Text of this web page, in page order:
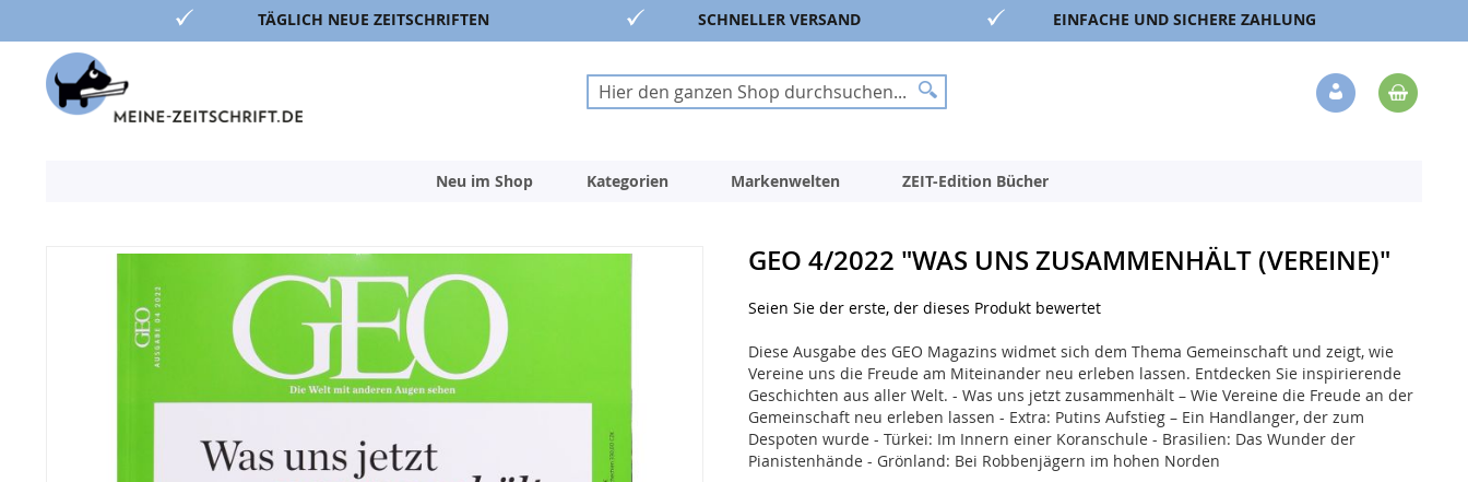
TÄGLICH NEUE ZEITSCHRIFTEN SCHNELLER VERSAND EINFACHE UND SICHERE ZAHLUNG
Suche
Suche
Inhalt
Veränderung
Neu im Shop Kategorien Markenwelten ZEIT-Edition Bücher
GEO 4/2022 "WAS UNS ZUSAMMENHÄLT (VEREINE)"
Seien Sie der erste, der dieses Produkt bewertet
Diese Ausgabe des GEO Magazins widmet sich dem Thema Gemeinschaft und zeigt, wie
Vereine uns die Freude am Miteinander neu erleben lassen. Entdecken Sie inspirierende
Geschichten aus aller Welt. - Was uns jetzt zusammenhält – Wie Vereine die Freude an der
Gemeinschaft neu erleben lassen - Extra: Putins Aufstieg – Ein Handlanger, der zum
Despoten wurde - Türkei: Im Innern einer Koranschule - Brasilien: Das Wunder der
Pianistenhände - Grönland: Bei Robbenjägern im hohen Norden
Bildergalerie